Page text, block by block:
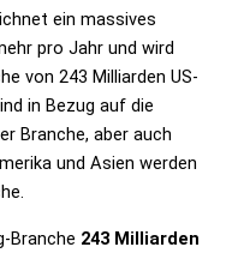
ein massives
pro Jahr und wird
von 243 Milliarden US-
in Bezug auf die
Branche, aber auch
und Asien werden
Branche 243 Milliarden